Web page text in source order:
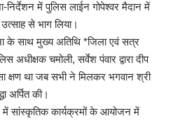
निर्देशन में पुलिस लाईन गोपेश्वर मैदान में
से भाग लिया।
के साथ मुख्य अतिथि *जिला एवं सत्र
अधीक्षक चमोली, सर्वेश पंवार द्वारा दीप
क्षण था जब सभी ने मिलकर भगवान श्री
अर्पित की।
सांस्कृतिक कार्यक्रमों के आयोजन में